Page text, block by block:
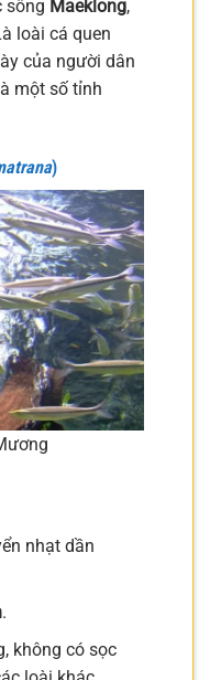
sông Maeklong,
loài cá quen
của người dân
một số tỉnh
)
nhạt dần
.
không có sọc